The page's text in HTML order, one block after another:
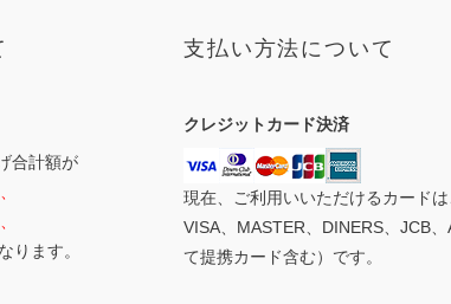
合計額が
ります。
支払い方法について
クレジットカード決済
現在、ご利用いいただけるカードは
VISA、MASTER、DINERS、JCB
て提携カード含む）です。